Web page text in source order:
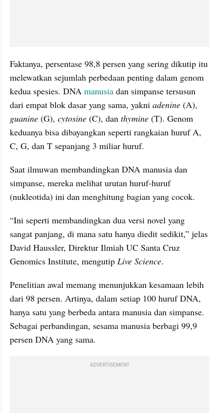
Faktanya, persentase 98,8 persen yang sering dikutip itu
melewatkan sejumlah perbedaan penting dalam genom
kedua spesies. DNA manusia dan simpanse tersusun
dari empat blok dasar yang sama, yakni adenine
guanine (G), cytosine (C), dan thymine (T). Genom
keduanya bisa dibayangkan seperti rangkaian huruf A,
C, G, dan T sepanjang 3 miliar huruf.
Saat ilmuwan membandingkan DNA manusia dan
simpanse, mereka melihat urutan huruf-huruf
(nukleotida) ini dan menghitung bagian yang cocok.
“Ini seperti membandingkan dua versi novel yang
sangat panjang, di mana satu hanya diedit sedikit,” jelas
David Haussler, Direktur Ilmiah UC Santa Cruz
Genomics Institute, mengutip Live Science.
Penelitian awal memang menunjukkan kesamaan lebih
dari 98 persen. Artinya, dalam setiap 100 huruf DNA,
hanya satu yang berbeda antara manusia dan simpanse.
Sebagai perbandingan, sesama manusia berbagi 99,9
persen DNA yang sama.
ADVERTISEMENT